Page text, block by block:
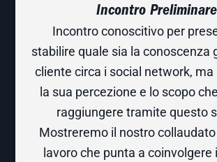
Incontro Preliminare
Incontro conoscitivo per
stabilire quale sia la conoscenza
cliente circa i social network,
la sua percezione e lo scopo
raggiungere tramite questo
Mostreremo il nostro
lavoro che punta a coinvolgere